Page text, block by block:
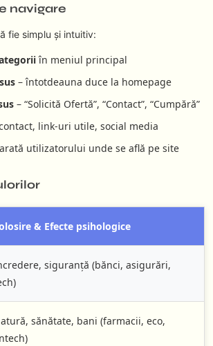
navigare
fie simplu și intuitiv:
în meniul principal
– întotdeauna duce la homepage
– “Solicită Ofertă”, “Contact”, “Cumpără”
link-uri utile, social media
utilizatorului unde se află pe site
& Efecte psihologice
siguranță (bănci, asigurări,
sănătate, bani (farmacii, eco,